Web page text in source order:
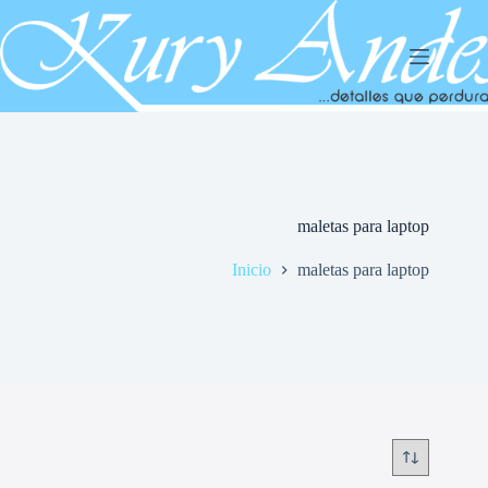
al
contenido
maletas para laptop
Inicio maletas para laptop